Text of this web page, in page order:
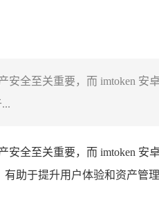
全至关重要，而 imtoken 安
全至关重要，而 imtoken 安
助于提升用户体验和资产管理